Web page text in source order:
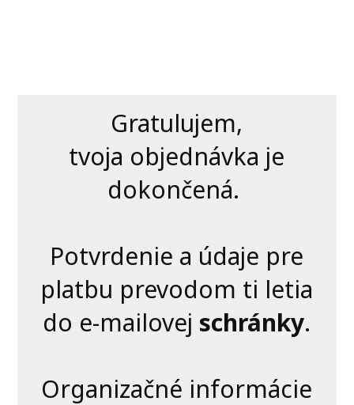
Gratulujem,
tvoja objednávka je
dokončená.
Potvrdenie a údaje pre
platbu prevodom ti letia
do e-mailovej schránky.
Organizačné informácie